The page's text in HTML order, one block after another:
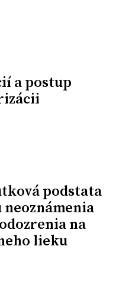
a postup
podstata
na
lieku